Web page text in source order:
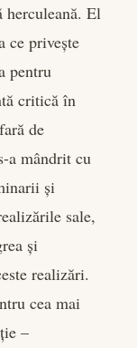
herculeană. El
ce privește
pentru
critică în
de
a mândrit cu
și
sale,
și
realizări.
cea mai
–